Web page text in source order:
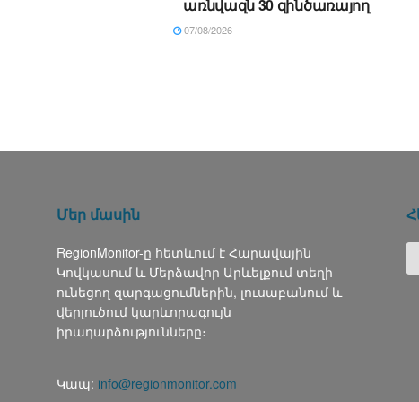
առնվազն 30 զինծառայող
07/08/2026
Մեր մասին
RegionMonitor-ը հետևում է Հարավային
Կովկասում և Մերձավոր Արևելքում տեղի
ունեցող զարգացումներին, լուսաբանում և
վերլուծում կարևորագույն
իրադարձությունները։
Կապ: info@regionmonitor.com